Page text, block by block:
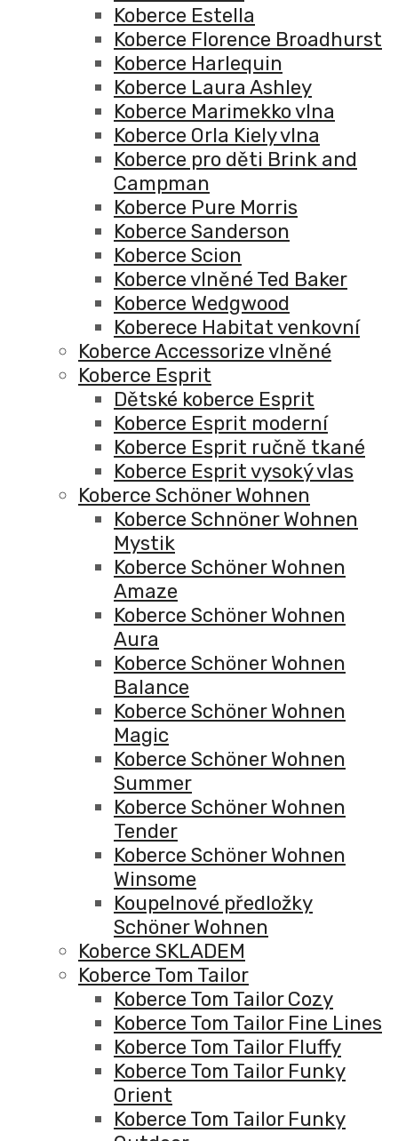
Koberce Estella
Koberce Florence Broadhurst
Koberce Harlequin
Koberce Laura Ashley
Koberce Marimekko vlna
Koberce Orla Kiely vlna
Koberce pro děti Brink and
Campman
Koberce Pure Morris
Koberce Sanderson
Koberce Scion
Koberce vlněné Ted Baker
Koberce Wedgwood
Koberece Habitat venkovní
Koberce Accessorize vlněné
Koberce Esprit
Dětské koberce Esprit
Koberce Esprit moderní
Koberce Esprit ručně tkané
Koberce Esprit vysoký vlas
Koberce Schöner Wohnen
Koberce Schnöner Wohnen
Mystik
Koberce Schöner Wohnen
Amaze
Koberce Schöner Wohnen
Aura
Koberce Schöner Wohnen
Balance
Koberce Schöner Wohnen
Magic
Koberce Schöner Wohnen
Summer
Koberce Schöner Wohnen
Tender
Koberce Schöner Wohnen
Winsome
Koupelnové předložky
Schöner Wohnen
Koberce SKLADEM
Koberce Tom Tailor
Koberce Tom Tailor Cozy
Koberce Tom Tailor Fine Lines
Koberce Tom Tailor Fluffy
Koberce Tom Tailor Funky
Orient
Koberce Tom Tailor Funky